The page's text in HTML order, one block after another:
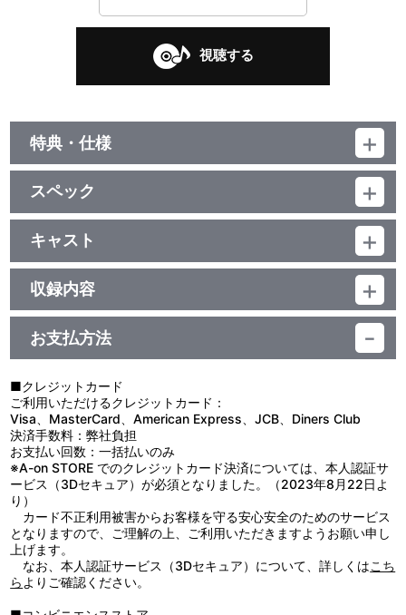
視聴する
特典・仕様
初回生産分限定封入特典
「LoveLive! Series Presents COUNTDOWN
LoveLive!2021→2022 ～LIVE with a smile！～」チケット二次先
行抽選申込券、ジャケットイラストシール
他、仕様
スペック
品番：LACM-24200
ジャンル：国内アニメ音楽
シングル／29分
キャスト
Aqours・虹ヶ咲学園スクールアイドル同好会・Liella!
収録内容
お支払方法
■クレジットカード
ご利用いただけるクレジットカード：
Visa、MasterCard、American Express、JCB、Diners Club
決済手数料：弊社負担
お支払い回数：一括払いのみ
※A-on STORE でのクレジットカード決済については、本人認証サ
ービス（3Dセキュア）が必須となりました。（2023年8月22日よ
り）
カード不正利用被害からお客様を守る安心安全のためのサービス
となりますので、ご理解の上、ご利用いただきますようお願い申し
上げます。
なお、本人認証サービス（3Dセキュア）について、詳しくはこち
ら よりご確認ください。